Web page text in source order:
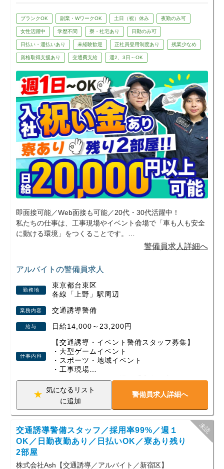
アルバイトの警備員求人
勤務地
東京都台東区
各線「上野」駅周辺
業務内容 交通誘導警備
給与 日給14,000～23,200円
仕事内容
【交通誘導・イベント警備スタッフ募集】
・大型ゲームイベント
・スポーツ・地域イベント
・工事現場
警備会社です。
若手スタッフも多数活躍中！
未経験スタートがほとんどなので、初めて
の警備バイトでも安心です。
年齢・経験不問！即採用×高収入
現場が早く終わっても【日給保証】がある
◆ こんな人にピッタリ！
ブランクOK 副業・WワークOK 土日（祝）休み 夜勤のみ可
女性活躍中 学歴不問 寮・社宅あり 日勤のみ可
日払い・週払いあり 未経験歓迎 正社員登用制度あり 残業少なめ
資格取得支援あり 交通費支給 週2、3日～OK
即面接可能／Web面接も可能／20代・30代活躍中！
私たちの仕事は、工事現場やイベント会場で「車も人も安全
に動ける環境」をつくることです。
地域のお祭りやスポーツイベントなど、日常では味わえない
ベント警備の両方を経験できるため、飽きずに長く続けてい
ただけます。
勤務は日勤・夜勤の選択OK、週1日～無理なくスタート可
能。さらに現場が早く終わっても日給は全額保証されるの
で、安定した収入が得られます。
資格取得支援や各種手当、即入居できる寮など、安心して働
ける制度も整えています。
未経験から始めた方、定年後に新しい一歩を踏み出した方、
Wワークで働く方など、幅広い世代が活躍中！
少しでも興味を持っていただけたら、ぜひお気軽にご応募く
ださい。あなたの新しいスタートを全力で応援します！
警備員求人詳細へ
気になるリスト
に追加
警備員求人詳細へ
交通誘導警備スタッフ／採用率99%／週１
OK／日勤夜勤あり／日払いOK／寮あり残り
2部屋
株式会社Ash【交通誘導／アルバイト／新宿区】